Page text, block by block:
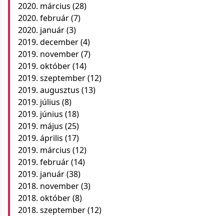
2020. március (28)
2020. február(7)
2020. január(3)
2019. december(4)
2019. november(7)
2019. október(14)
2019. szeptember(12)
2019. augusztus (13)
2019. július (8)
2019. június (18)
2019. május (25)
2019. április (17)
2019. március (12)
2019. február(14)
2019. január(38)
2018. november(3)
2018. október(8)
2018. szeptember(12)